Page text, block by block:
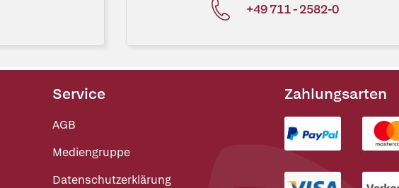
+49 711 - 2582-0
Service
AGB
Mediengruppe
Datenschutzerklärung
Zahlungsarten